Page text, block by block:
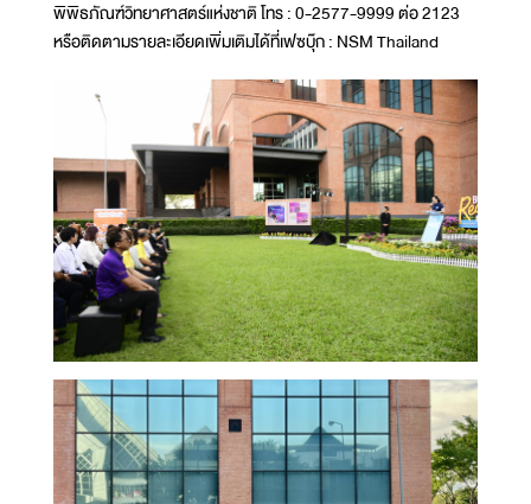
พิพิธภัณฑ์วิทยาศาสตร์แห่งชาติ โทร : 0-2577-9999 ต่อ 2123
หรือติดตามรายละเอียดเพิ่มเติมได้ที่เฟซบุ๊ก : NSM Thailand